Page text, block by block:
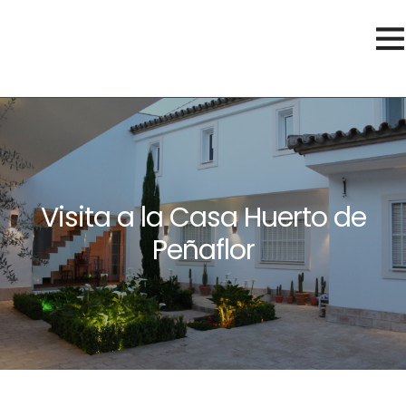
Visita a la Casa Huerto de
Peñaflor